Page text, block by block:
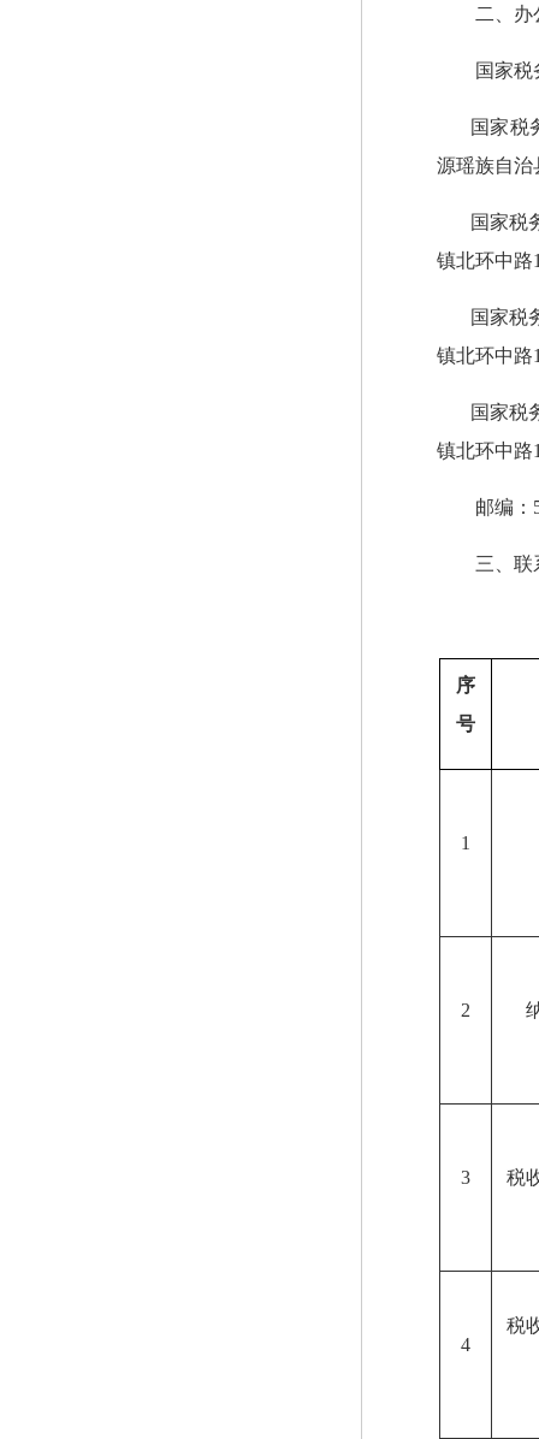
二、办
国家
国家税
源瑶族自治
国家税
镇北环中路
国家税
镇北环中路
国家税
镇北环中路
邮编：
三、联
序
号
1
2
3 税
4
税